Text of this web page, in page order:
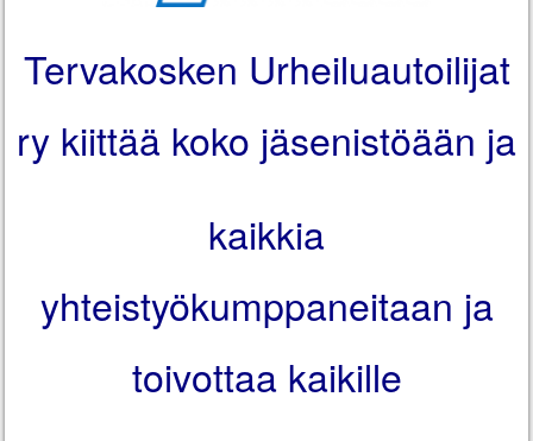
Tervakosken Urheiluautoilijat
ry kiittää koko jäsenistöään ja
kaikkia
yhteistyökumppaneitaan ja
toivottaa kaikille